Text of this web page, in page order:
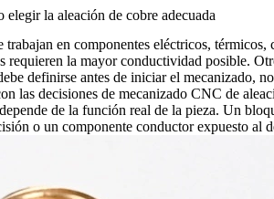
la aleación de cobre adecuada
en componentes eléctricos,
la mayor conductividad posible.
definirse antes de iniciar el mecanizado,
las decisiones de mecanizado CNC de
de la función real de la pieza. Un
o un componente conductor expuesto al